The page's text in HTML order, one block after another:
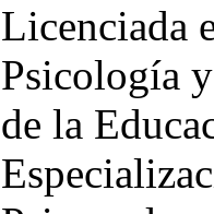
Licenciada
Psicología
de la